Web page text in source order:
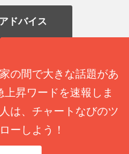
ドバイス
の間で大きな話題があ
昇ワードを速報しま
は、チャートなびのツ
ーしよう！